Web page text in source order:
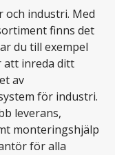
och industri. Med
finns det
du till exempel
att inreda ditt
av
för industri.
leverans,
monteringshjälp
för alla